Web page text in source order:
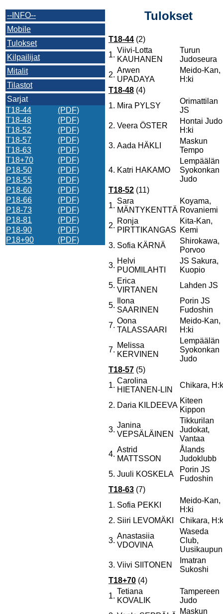
--INFO--
Mobile
Tulokset
Kilpailijat
Mitalit
Tilastot
Sarjat
T18-44
(PDF)
T18-48
(PDF)
T18-52
(PDF)
T18-57
(PDF)
T18-63
(PDF)
T18+70
(PDF)
P18-50
(PDF)
P18-55
(PDF)
P18-60
(PDF)
P18-66
(PDF)
P18-73
(PDF)
P18-81
(PDF)
P18-90
(PDF)
P18+90
(PDF)
Tulokset
T18-44 (2)
1.
Viivi-Lotta
KAUHANEN
Turun
Judoseura
2.
Arwen
UPADAYA
Meido-Kan,
H:ki
T18-48 (4)
1. Mira PYLSY
Orimattilan
JS
2. Veera ÖSTER
Hontai
H:ki
3. Aada HÄKLI
Maskun
Tempo
4. Katri HAKAMO
Lempäälän
Syokonkan
Judo
T18-52 (11)
1.
Sara
MÄNTYKENTTÄ
Koyama,
Rovaniemi
2.
Ronja
PIRTTIKANGAS
Kita-Kan,
Kemi
3. Sofia KÄRNÄ
Shirokawa,
Porvoo
3.
Helvi
PUOMILAHTI
JS Sakura,
Kuopio
5.
Erica
VIRTANEN
Lahden JS
5.
Ilona
SAARINEN
Porin JS
Fudoshin
7.
Oona
TALASSAARI
Meido-Kan,
H:ki
7.
Melissa
KERVINEN
Lempäälän
Syokonkan
Judo
T18-57 (5)
1.
Carolina
HIETANEN-LIN
Chikara,
2. Daria KILDEEVA
Kiteen
Kippon
3.
Janina
VEPSÄLÄINEN
Tikkurilan
Judokat,
Vantaa
4.
Astrid
MATTSSON
Ålands
Judoklubb
5. Juuli KOSKELA
Porin JS
Fudoshin
T18-63 (7)
1. Sofia PEKKI
Meido-Kan,
H:ki
2. Siiri LEVOMÄKI Chikara,
3.
Anastasiia
VDOVINA
Waseda
Club,
3. Viivi SIITONEN
Imatran
Sukoshi
T18+70 (4)
1.
Tetiana
KOVALIK
Tampereen
Judo
Maskun